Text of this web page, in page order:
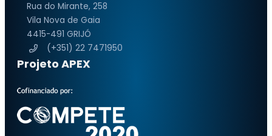
Rua do Mirante, 258
Vila Nova de Gaia
4415-491 GRIJÓ
(+351) 22 7471950
Projeto APEX